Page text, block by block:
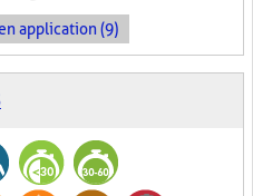
application (9)